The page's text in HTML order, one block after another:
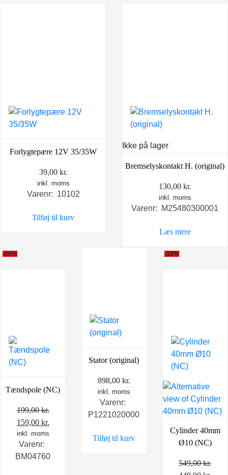
Forlygtepære 12V 35/35W
39,00 kr.
inkl. moms
Varenr: 10102
Tilføj til kurv
Ikke på lager
Bremselyskontakt H. (original)
130,00 kr.
inkl. moms
Varenr: M25480300001
Læs mere
-20%
Tændspole (NC)
199,00kr.
Den
oprindelige
pris
var:
159,00 kr.
aktuelle
er:
inkl. moms
Varenr:
BM04760
Stator (original)
898,00 kr.
inkl. moms
Varenr:
P1221020000
Tilføj til kurv
-18%
Cylinder 40mm
Ø10 (NC)
549,00kr.